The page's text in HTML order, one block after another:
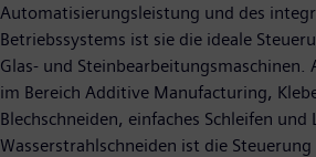
Automatisierungsleistung und des
Betriebssystems ist sie die ideale
Glas- und Steinbearbeitungsmaschinen.
im Bereich Additive Manufacturing,
Blechschneiden, einfaches Schleifen und
Wasserstrahlschneiden ist die